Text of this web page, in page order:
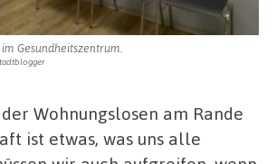
Gesundheitszentrum.
Wohnungslosen am Rande
ist etwas, was uns alle